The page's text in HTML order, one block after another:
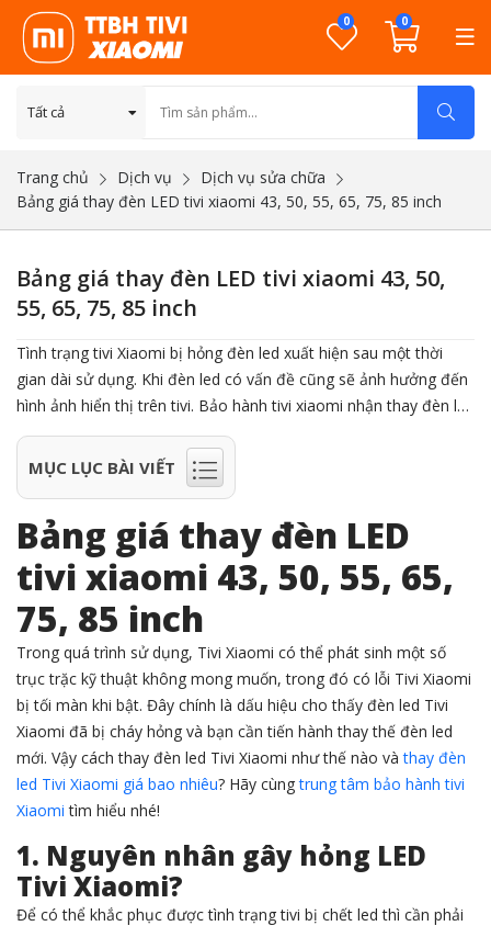
0 0
Trang chủ Dịch vụ
Dịch vụ sửa chữa
Bảng giá thay đèn LED tivi xiaomi 43, 50, 55, 65, 75, 85 inch
Bảng giá thay đèn LED tivi xiaomi 43, 50,
55, 65, 75, 85 inch
Tình trạng tivi Xiaomi bị hỏng đèn led xuất hiện sau một thời
gian dài sử dụng. Khi đèn led có vấn đề cũng sẽ ảnh hưởng đến
hình ảnh hiển thị trên tivi. Bảo hành tivi xiaomi nhận thay đèn led
tivi xiaomi 43 inch, 50 inch, 55 inch, 65 inch, 75 inch, 85 inch.
Thay led mới chuẩn hãng, thay nhanh tại nhà. Dưới đây là bảng
giá thay đèn led tivi xiaomi 34, 50, 55, 65, 75, 85 inch tại nhà Hà
MỤC LỤC BÀI VIẾT
Bảng giá thay đèn LED
tivi xiaomi 43, 50, 55, 65,
75, 85 inch
Trong quá trình sử dụng, Tivi Xiaomi có thể phát sinh một số
trục trặc kỹ thuật không mong muốn, trong đó có lỗi Tivi Xiaomi
bị tối màn khi bật. Đây chính là dấu hiệu cho thấy đèn led Tivi
Xiaomi đã bị cháy hỏng và bạn cần tiến hành thay thế đèn led
mới. Vậy cách thay đèn led Tivi Xiaomi như thế nào vàthay đèn
led Tivi Xiaomi giá bao nhiêu? Hãy cùngtrung tâm bảo hành tivi
Xiaomi tìm hiểu nhé!
1. Nguyên nhân gây hỏng LED
Tivi Xiaomi?
Để có thể khắc phục được tình trạng tivi bị chết led thì cần phải